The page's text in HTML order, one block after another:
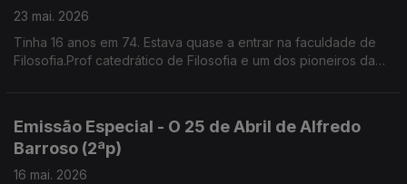
23 mai. 2026
Tinha 16 anos em 74. Estava quase a entrar na faculdade de
Filosofia.Prof catedrático de Filosofia e um dos pioneiros da
Emissão Especial - O 25 de Abril de Alfredo
Barroso (2ªp)
16 mai. 2026